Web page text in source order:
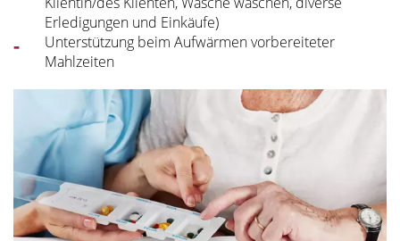
Erledigungen und Einkäufe)
Unterstützung beim Aufwärmen vorbereiteter
Mahlzeiten